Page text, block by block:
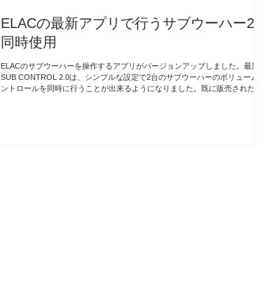
ELACの最新アプリで行うサブウーハー2台
同時使用
ELACのサブウーハーを操作するアプリがバージョンアップしました。最新の
SUB CONTROL 2.0は、シンプルな設定で2台のサブウーハーのボリュームコ
ントロールを同時に行うことが出来るようになりました。既に販売された製品